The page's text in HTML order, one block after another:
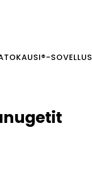
SOVELLUS